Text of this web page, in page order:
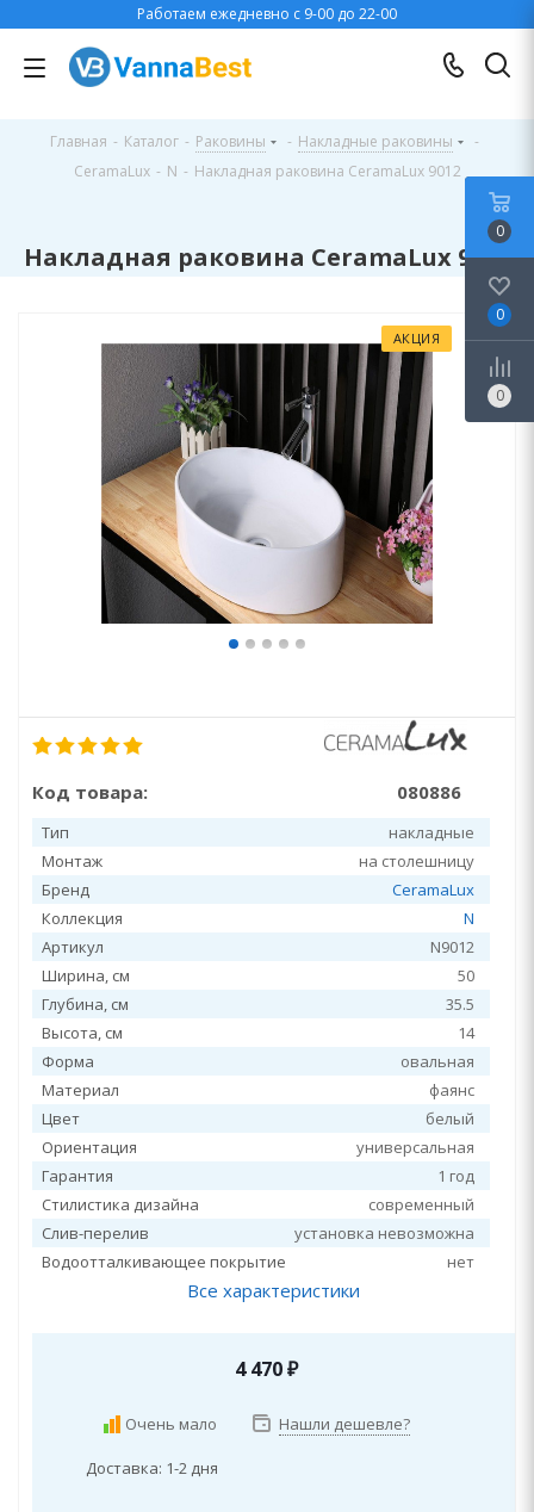
Работаем ежедневно с 9-00 до 22-00
Главная - Каталог - Раковины - Накладные раковины
-
CeramaLux - N - Накладная раковина CeramaLux 9012
Накладная раковина CeramaLux 9012
АКЦИЯ
Код товара: 080886
Тип
накладные
Монтаж
на столешницу
Бренд
CeramaLux
Коллекция
N
Артикул
N9012
Ширина, см
50
Глубина, см
35.5
Высота, см
14
Форма
овальная
Материал
фаянс
Цвет
белый
Ориентация
универсальная
Гарантия
1 год
Стилистика дизайна
современный
Слив-перелив
установка невозможна
Водоотталкивающее покрытие
нет
Все характеристики
4 470₽
Очень мало Нашли дешевле?
Доставка: 1-2 дня
0
0
0